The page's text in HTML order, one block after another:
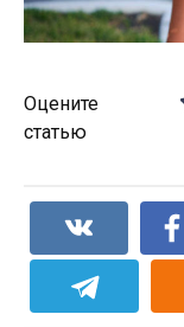
Оцените
статью